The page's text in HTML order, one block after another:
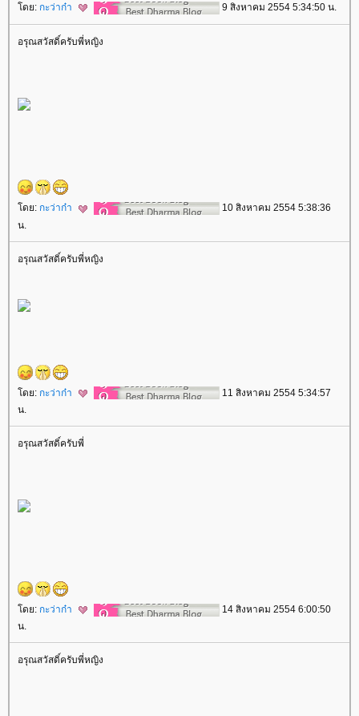
ดย: กะว่าก๋า 9 สิงหาคม 2554 5:34:50 น.
อรุณสวัสดิ์ครับพี่หญิง
ดย: กะว่าก๋า
10 สิงหาคม 2554 5:38:36
น.
อรุณสวัสดิ์ครับพี่หญิง
ดย: กะว่าก๋า
11 สิงหาคม 2554 5:34:57
น.
อรุณสวัสดิ์ครับพี่
ดย: กะว่าก๋า
14 สิงหาคม 2554 6:00:50
น.
อรุณสวัสดิ์ครับพี่หญิง